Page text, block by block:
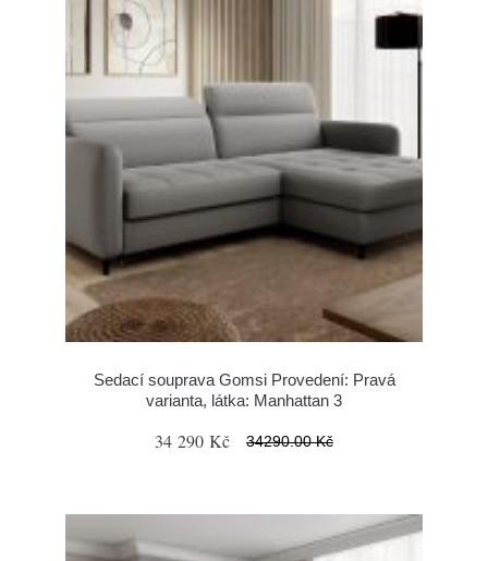
Sedací souprava Gomsi Provedení: Pravá
varianta, látka: Manhattan 3
34 290 Kč 34290.00 Kč